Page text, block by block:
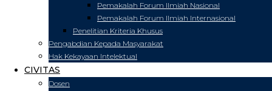
Pemakalah Forum Ilmiah Nasional
Pemakalah Forum Ilmiah Internasional
Penelitian Kriteria Khusus
Pengabdian Kepada Masyarakat
Hak Kekayaan Intelektual
CIVITAS
Dosen